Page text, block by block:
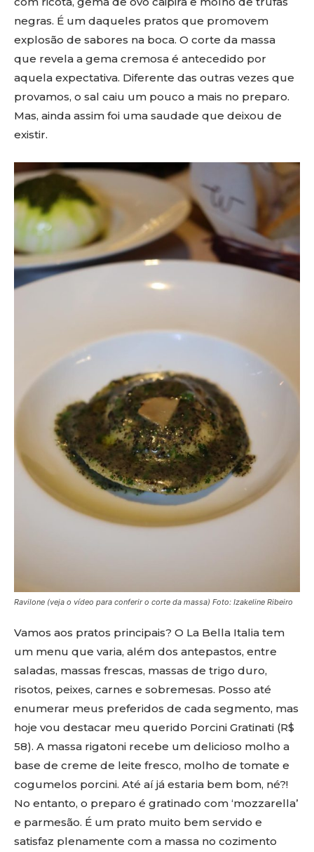
negras. É um daqueles pratos que promovem
explosão de sabores na boca. O corte da massa
que revela a gema cremosa é antecedido por
aquela expectativa. Diferente das outras vezes que
provamos, o sal caiu um pouco a mais no preparo.
Mas, ainda assim foi uma saudade que deixou de
existir.
Ravilone (veja o vídeo para conferir o corte da massa) Foto: Izakeline Ribeiro
Vamos aos pratos principais? O La Bella Italia tem
um menu que varia, além dos antepastos, entre
saladas, massas frescas, massas de trigo duro,
risotos, peixes, carnes e sobremesas. Posso até
enumerar meus preferidos de cada segmento, mas
hoje vou destacar meu querido Porcini Gratinati (R$
58). A massa rigatoni recebe um delicioso molho a
base de creme de leite fresco, molho de tomate e
cogumelos porcini. Até aí já estaria bem bom, né?!
No entanto, o preparo é gratinado com ‘mozzarella’
e parmesão. É um prato muito bem servido e
satisfaz plenamente com a massa no cozimento